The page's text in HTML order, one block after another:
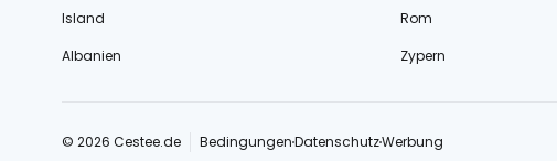
Island
Rom
Albanien
Zypern
© 2026 Cestee.de BedingungenDatenschutzWerbung